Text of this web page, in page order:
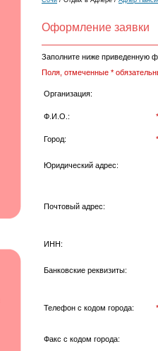
Оформление заявки
Заполните ниже приведенную
Поля, отмеченные *
Организация:
Ф.И.О.: *
Город: *
Юридический адрес:
Почтовый адрес:
ИНН:
Банковские реквизиты:
Телефон с кодом города: *
Факс с кодом города: